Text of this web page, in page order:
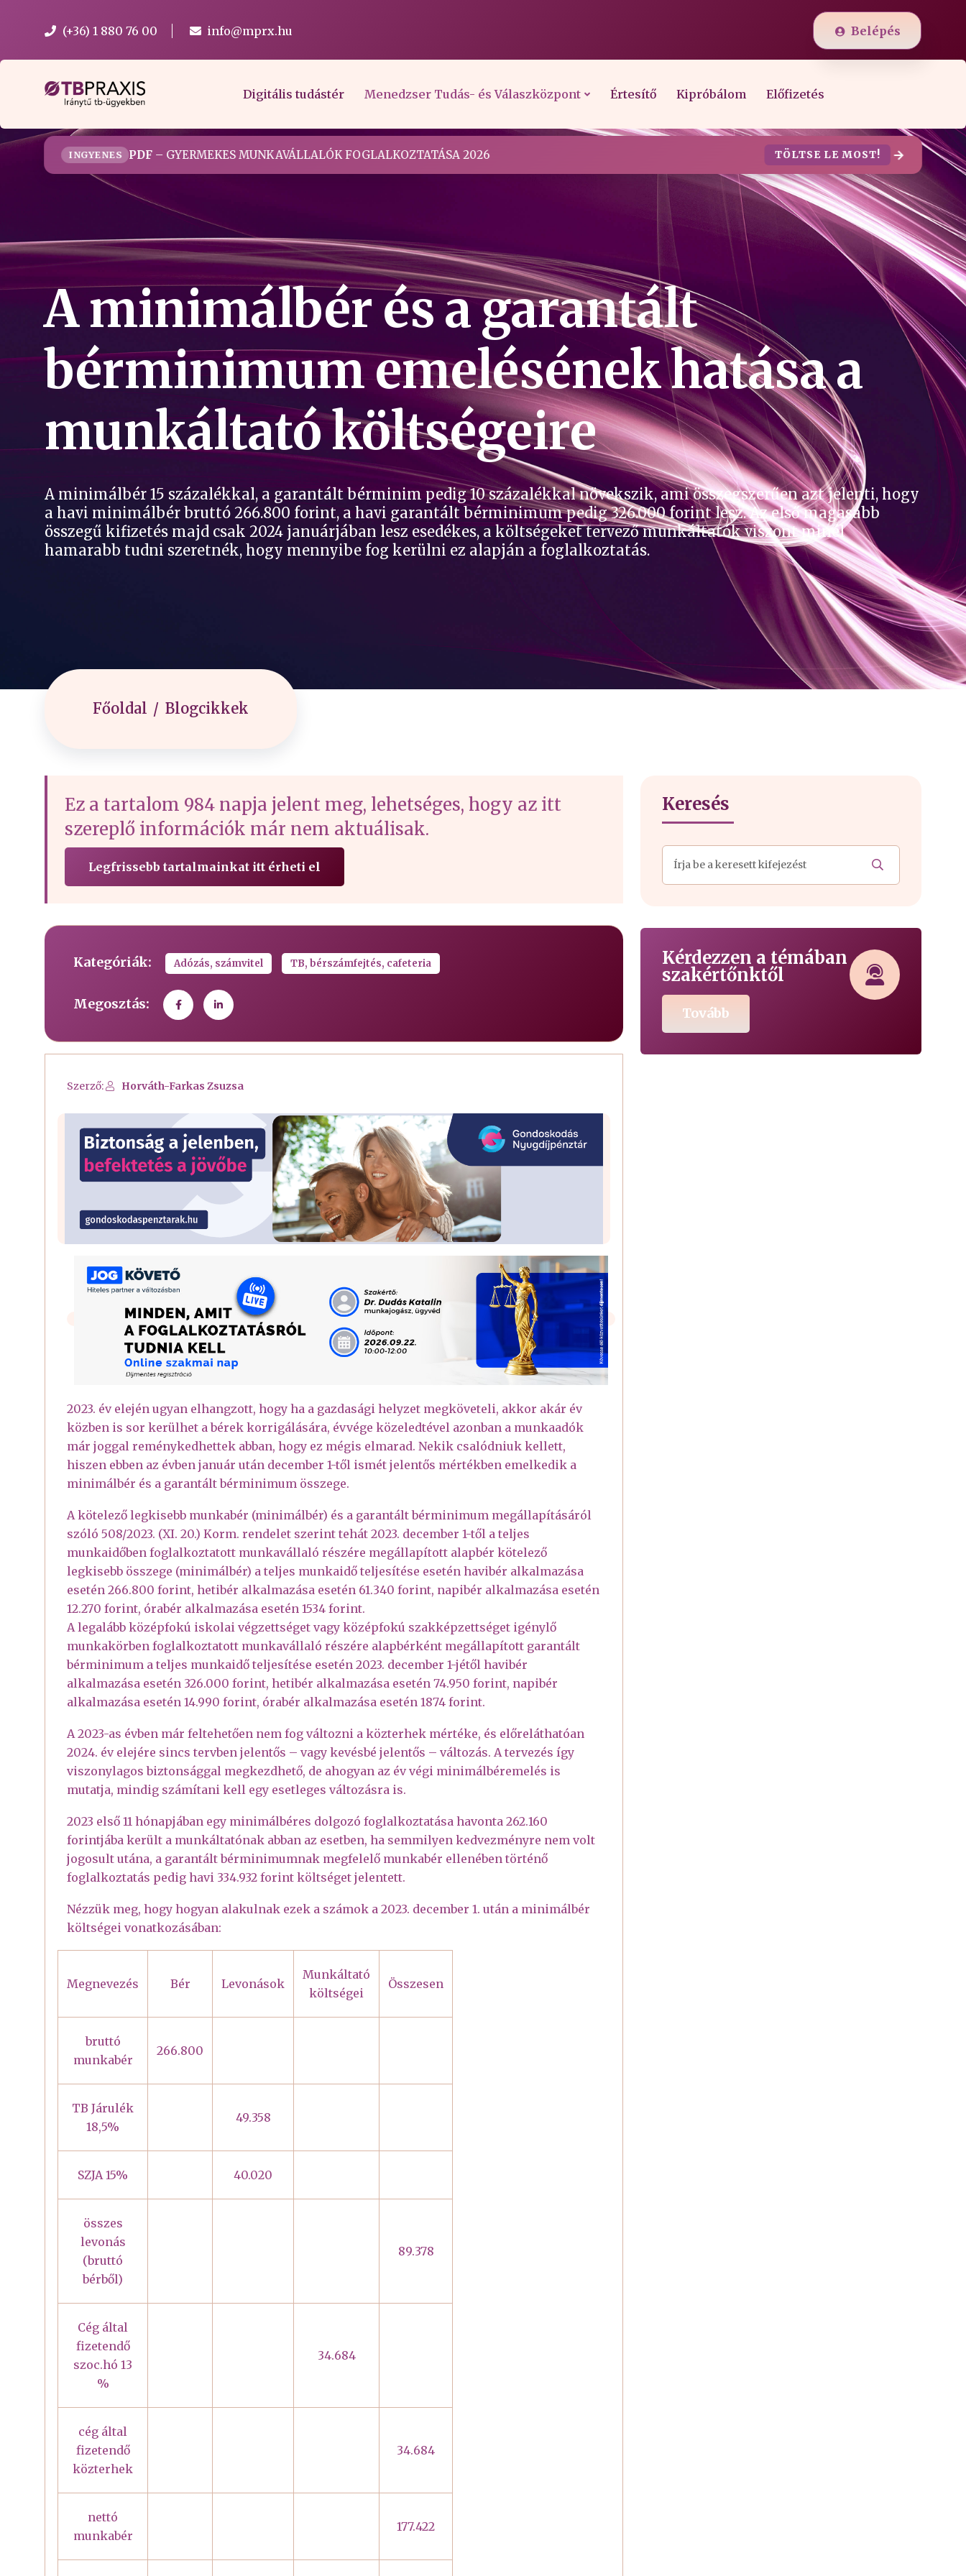
(+36) 1 880 76 00 info@mprx.hu Belépés
Digitális tudástér Menedzser Tudás- és Válaszközpont Értesítő Kipróbálom Előfizetés
INGYENES PDF– GYERMEKES MUNKAVÁLLALÓK FOGLALKOZTATÁSA 2026 TÖLTSE LE MOST!
A minimálbér és a garantált
bérminimum emelésének hatása a
munkáltató költségeire
A minimálbér 15 százalékkal, a garantált bérminim pedig 10 százalékkal növekszik, ami összegszerűen azt jelenti, hogy
a havi minimálbér bruttó 266.800 forint, a havi garantált bérminimum pedig 326.000 forint lesz. Az első magasabb
összegű kifizetés majd csak 2024 januárjában lesz esedékes, a költségeket tervező munkáltatók viszont minél
hamarabb tudni szeretnék, hogy mennyibe fog kerülni ez alapján a foglalkoztatás.
Főoldal Blogcikkek
Ez a tartalom 984 napja jelent meg, lehetséges, hogy az itt
szereplő információk már nem aktuálisak.
Legfrissebb tartalmainkat itt érheti el
Kategóriák: Adózás, számvitel TB, bérszámfejtés, cafeteria
Megosztás:
Szerző: Horváth-Farkas Zsuzsa
2023. év elején ugyan elhangzott, hogy ha a gazdasági helyzet megköveteli, akkor akár év
közben is sor kerülhet a bérek korrigálására, évvége közeledtével azonban a munkaadók
már joggal reménykedhettek abban, hogy ez mégis elmarad. Nekik csalódniuk kellett,
hiszen ebben az évben január után december 1-től ismét jelentős mértékben emelkedik a
minimálbér és a garantált bérminimum összege.
A kötelező legkisebb munkabér (minimálbér) és a garantált bérminimum megállapításáról
szóló 508/2023. (XI. 20.) Korm. rendelet szerint tehát 2023. december 1-től a teljes
munkaidőben foglalkoztatott munkavállaló részére megállapított alapbér kötelező
legkisebb összege (minimálbér) a teljes munkaidő teljesítése esetén havibér alkalmazása
esetén 266.800 forint, hetibér alkalmazása esetén 61.340 forint, napibér alkalmazása esetén
12.270 forint, órabér alkalmazása esetén 1534 forint.
A legalább középfokú iskolai végzettséget vagy középfokú szakképzettséget igénylő
munkakörben foglalkoztatott munkavállaló részére alapbérként megállapított garantált
bérminimum a teljes munkaidő teljesítése esetén 2023. december 1-jétől havibér
alkalmazása esetén 326.000 forint, hetibér alkalmazása esetén 74.950 forint, napibér
alkalmazása esetén 14.990 forint, órabér alkalmazása esetén 1874 forint.
A 2023-as évben már feltehetően nem fog változni a közterhek mértéke, és előreláthatóan
2024. év elejére sincs tervben jelentős – vagy kevésbé jelentős – változás. A tervezés így
viszonylagos biztonsággal megkezdhető, de ahogyan az év végi minimálbéremelés is
mutatja, mindig számítani kell egy esetleges változásra is.
2023 első 11 hónapjában egy minimálbéres dolgozó foglalkoztatása havonta 262.160
forintjába került a munkáltatónak abban az esetben, ha semmilyen kedvezményre nem volt
jogosult utána, a garantált bérminimumnak megfelelő munkabér ellenében történő
foglalkoztatás pedig havi 334.932 forint költséget jelentett.
Nézzük meg, hogy hogyan alakulnak ezek a számok a 2023. december 1. után a minimálbér
költségei vonatkozásában:
Megnevezés Bér Levonások
Munkáltató
költségei
Összesen
bruttó
munkabér
266.800
TB Járulék
18,5%
49.358
SZJA 15% 40.020
összes
levonás
(bruttó
bérből)
89.378
Cég által
fizetendő
szoc.hó 13
%
34.684
cég által
fizetendő
közterhek
34.684
nettó
munkabér
177.422
Keresés
Kérdezzen a témában
szakértőnktől
Tovább